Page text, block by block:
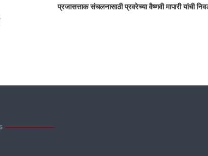
प्रजासत्ताक संचलनासाठी प्रवरेच्या वैष्णवी मापारी यांची